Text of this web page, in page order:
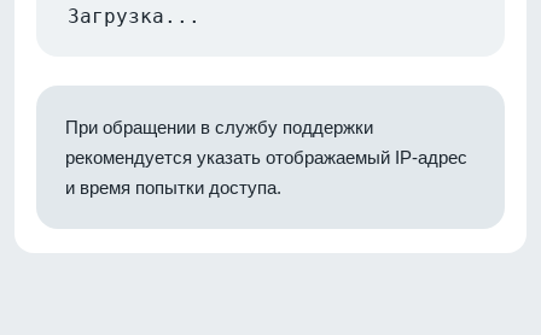
Загрузка...
При обращении в службу поддержки
рекомендуется указать отображаемый IP-адрес
и время попытки доступа.